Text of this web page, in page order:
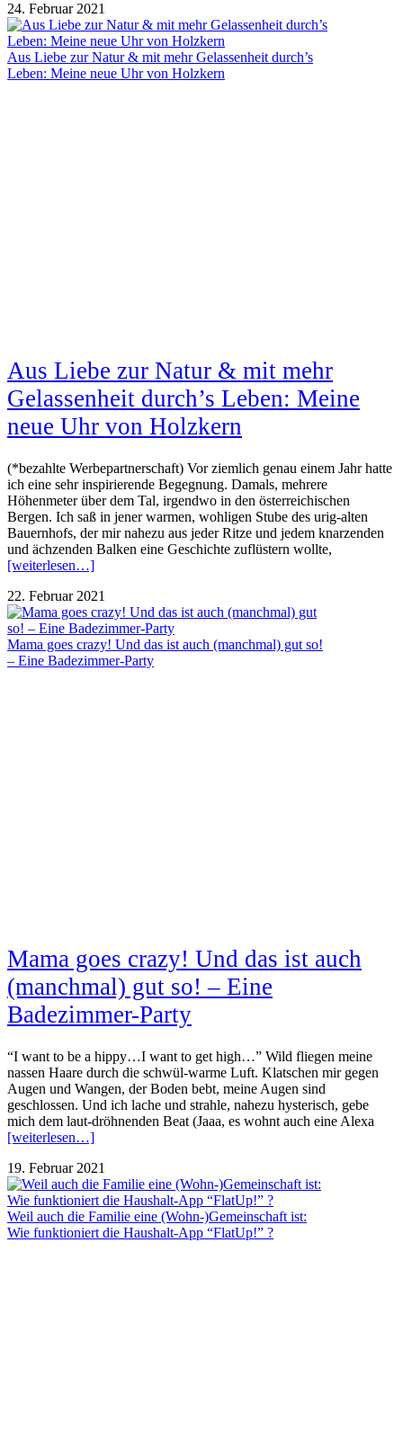
24. Februar 2021
Aus Liebe zur Natur & mit mehr Gelassenheit durch’s
Leben: Meine neue Uhr von Holzkern
Aus Liebe zur Natur & mit mehr
Gelassenheit durch’s Leben: Meine
neue Uhr von Holzkern
(*bezahlte Werbepartnerschaft) Vor ziemlich genau einem Jahr hatte
ich eine sehr inspirierende Begegnung. Damals, mehrere
Höhenmeter über dem Tal, irgendwo in den österreichischen
Bergen. Ich saß in jener warmen, wohligen Stube des urig-alten
Bauernhofs, der mir nahezu aus jeder Ritze und jedem knarzenden
und ächzenden Balken eine Geschichte zuflüstern wollte,
[weiterlesen…]
22. Februar 2021
Mama goes crazy! Und das ist auch (manchmal) gut so!
– Eine Badezimmer-Party
Mama goes crazy! Und das ist auch
(manchmal) gut so! – Eine
Badezimmer-Party
“I want to be a hippy…I want to get high…” Wild fliegen meine
nassen Haare durch die schwül-warme Luft. Klatschen mir gegen
Augen und Wangen, der Boden bebt, meine Augen sind
geschlossen. Und ich lache und strahle, nahezu hysterisch, gebe
mich dem laut-dröhnenden Beat (Jaaa, es wohnt auch eine Alexa
[weiterlesen…]
19. Februar 2021
Weil auch die Familie eine (Wohn-)Gemeinschaft ist:
Wie funktioniert die Haushalt-App “FlatUp!” ?